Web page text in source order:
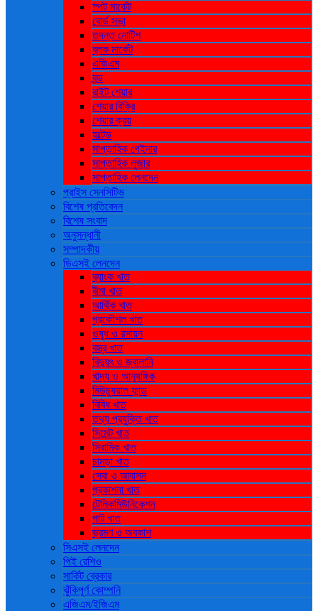
স্পট মার্কেট
বোর্ড সভা
তদন্ত নোটিশ
ব্লক মার্কেট
এজিএম
বন্ড
রাইট শেয়ার
শেয়ার বিক্রি
শেয়ার ক্রয়
হল্টেড
সাপ্তাহিক গেইনার
সাপ্তাহিক লুজার
সাপ্তাহিক লেনদেন
প্রাইস সেনসিটিভ
বিশেষ প্রতিবেদন
বিশেষ সংবাদ
অনুসন্ধানী
সম্পাদকীয়
ডিএসই লেনদেন
ব্যাংক খাত
বীমা খাত
আর্থিক খাত
প্রকৌশল খাত
ওষুধ ও রসায়ন
বস্ত্র খাত
বিদ্যুৎ ও জ্বালানি
খাদ্য ও আনুষঙ্গিক
মিউচ্যুয়াল ফান্ড
বিবিধ খাত
তথ্য প্রযুক্তি খাত
সিমেন্ট খাত
সিরামিক খাত
চামড়া খাত
সেবা ও আবাসন
প্রকাশনা খাত
টেলিকমিউনিকেশন
পাট খাত
ভ্রমণ ও ‍অবকাশ
সিএসই লেনদেন
পিই রেশিও
সার্কিট ব্রেকার
ঝুঁকিপূর্ণ কোম্পনি
এজিএম/ইজিএম